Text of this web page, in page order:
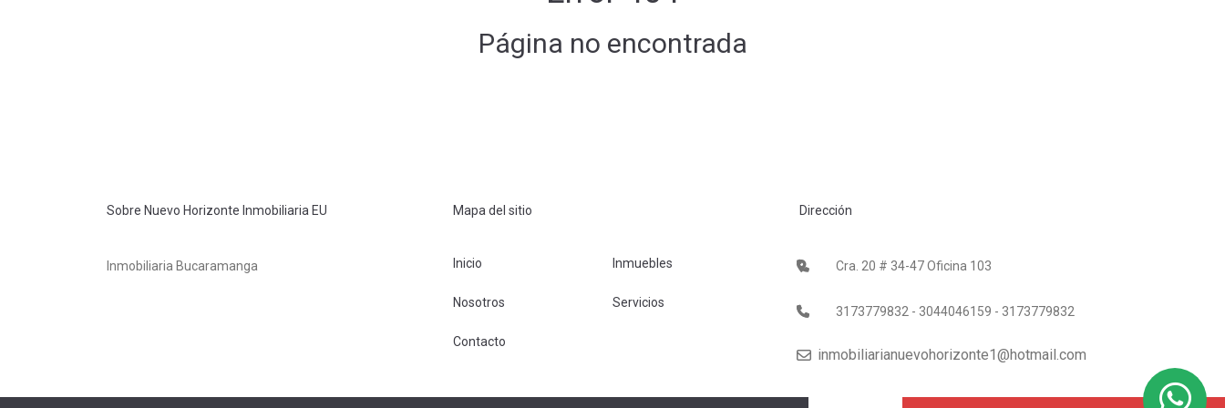
Página no encontrada
Sobre Nuevo Horizonte Inmobiliaria EU
Inmobiliaria Bucaramanga
Mapa del sitio
Inicio Inmuebles
Nosotros Servicios
Contacto
Dirección
Cra. 20 # 34-47 Oficina 103
3173779832 - 3044046159 - 3173779832
inmobiliarianuevohorizonte1@hotmail.com